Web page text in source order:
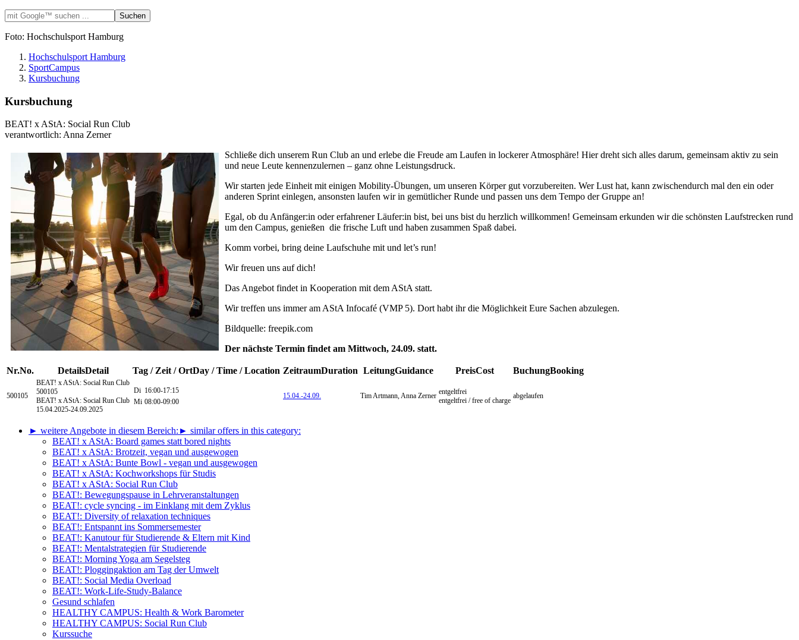
Foto: Hochschulsport Hamburg
Hochschulsport Hamburg
SportCampus
Kursbuchung
Kursbuchung
BEAT! x AStA: Social Run Club
verantwortlich: Anna Zerner
Schließe dich unserem Run Club an und erlebe die Freude am Laufen in lockerer Atmosphäre! Hier dreht sich alles darum, gemeinsam aktiv zu sein
und neue Leute kennenzulernen – ganz ohne Leistungsdruck.
Wir starten jede Einheit mit einigen Mobility-Übungen, um unseren Körper gut vorzubereiten. Wer Lust hat, kann zwischendurch mal den ein oder
anderen Sprint einlegen, ansonsten laufen wir in gemütlicher Runde und passen uns dem Tempo der Gruppe an!
Egal, ob du Anfänger:in oder erfahrener Läufer:in bist, bei uns bist du herzlich willkommen! Gemeinsam erkunden wir die schönsten Laufstrecken rund
um den Campus, genießen die frische Luft und haben zusammen Spaß dabei.
Komm vorbei, bring deine Laufschuhe mit und let’s run!
Wir freuen uns auf dich!
Das Angebot findet in Kooperation mit dem AStA statt.
Wir treffen uns immer am AStA Infocafé (VMP 5). Dort habt ihr die Möglichkeit Eure Sachen abzulegen.
Bildquelle: freepik.com
Der nächste Termin findet am Mittwoch, 24.09. statt.
Nr.No. DetailsDetail Tag / Zeit / OrtDay / Time / Location ZeitraumDuration LeitungGuidance PreisCost BuchungBooking
500105
BEAT! x AStA: Social Run Club
500105
BEAT! x AStA: Social Run Club
15.04.2025-24.09.2025
Di 16:00-17:15
Mi 08:00-09:00
15.04.-24.09. Tim Artmann, Anna Zerner entgeltfrei
entgeltfrei / free of charge
abgelaufen
► weitere Angebote in diesem Bereich: ► similar offers in this category:
BEAT! x AStA: Board games statt bored nights
BEAT! x AStA: Brotzeit, vegan und ausgewogen
BEAT! x AStA: Bunte Bowl - vegan und ausgewogen
BEAT! x AStA: Kochworkshops für Studis
BEAT! x AStA: Social Run Club
BEAT!: Bewegungspause in Lehrveranstaltungen
BEAT!: cycle syncing - im Einklang mit dem Zyklus
BEAT!: Diversity of relaxation techniques
BEAT!: Entspannt ins Sommersemester
BEAT!: Kanutour für Studierende & Eltern mit Kind
BEAT!: Mentalstrategien für Studierende
BEAT!: Morning Yoga am Segelsteg
BEAT!: Ploggingaktion am Tag der Umwelt
BEAT!: Social Media Overload
BEAT!: Work-Life-Study-Balance
Gesund schlafen
HEALTHY CAMPUS: Health & Work Barometer
HEALTHY CAMPUS: Social Run Club
Kurssuche